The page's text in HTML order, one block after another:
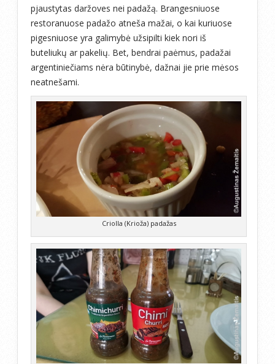
pjaustytas daržoves nei padažą. Brangesniuose
restoranuose padažo atneša mažai, o kai kuriuose
pigesniuose yra galimybė užsipilti kiek nori iš
buteliukų ar pakelių. Bet, bendrai paėmus, padažai
argentiniečiams nėra būtinybė, dažnai jie prie mėsos
neatnešami.
Criolla (Krioža) padažas